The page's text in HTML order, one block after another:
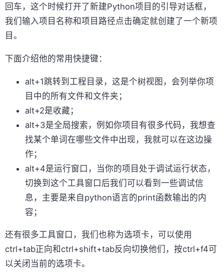
回车，这个时候打开了新建Python项目的引导对话框，
我们输入项目名称和项目路径点击确定就创建了一个新项
目。
下面介绍他的常用快捷键：
alt+1跳转到工程目录，这是个树视图，会列举你项
目中的所有文件和文件夹；
alt+2是收藏；
alt+3是全局搜索，例如你项目有很多代码，我想查
找某个单词在哪些文件中出现，我就可以在这边操
作；
alt+4是运行窗口，当你的项目处于调试运行状态，
切换到这个工具窗口后我们可以看到一些调试信
息，主要是来自python语言的print函数输出的内
容；
还有很多工具窗口，我们也称为选项卡，可以使用
ctrl+tab正向和ctrl+shift+tab反向切换他们，按ctrl+f4可
以关闭当前的选项卡。